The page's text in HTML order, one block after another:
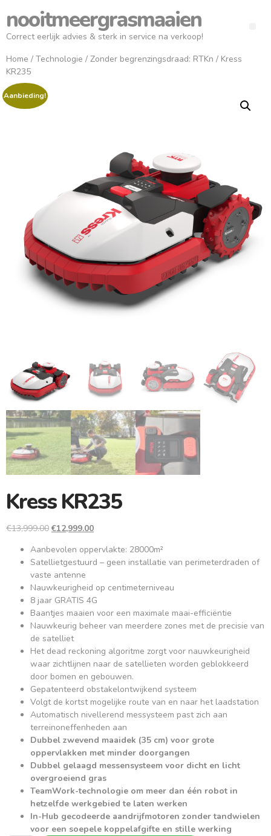
nooitmeergrasmaaien
Correct eerlijk advies & sterk in service na verkoop!
Home / Technologie / Zonder begrenzingsdraad: RTKn / Kress
KR235
Aanbieding!
Kress KR235
€13,999.00 €12,999.00
Aanbevolen oppervlakte: 28000m²
Satellietgestuurd – geen installatie van perimeterdraden of
vaste antenne
Nauwkeurigheid op centimeterniveau
8 jaar GRATIS 4G
Baantjes maaien voor een maximale maai-efficiëntie
Nauwkeurig beheer van meerdere zones met de precisie van
de satelliet
Het dead reckoning algoritme zorgt voor nauwkeurigheid
waar zichtlijnen naar de satellieten worden geblokkeerd
door bomen en gebouwen.
Gepatenteerd obstakelontwijkend systeem
Volgt de kortst mogelijke route van en naar het laadstation
Automatisch nivellerend messysteem past zich aan
terreinoneffenheden aan
Dubbel zwevend maaidek (35 cm) voor grote
oppervlakken met minder doorgangen
Dubbel gelaagd messensysteem voor dicht en licht
overgroeiend gras
TeamWork-technologie om meer dan één robot in
hetzelfde werkgebied te laten werken
In-Hub gecodeerde aandrijfmotoren zonder tandwielen
voor een soepele koppelafgifte en stille werking